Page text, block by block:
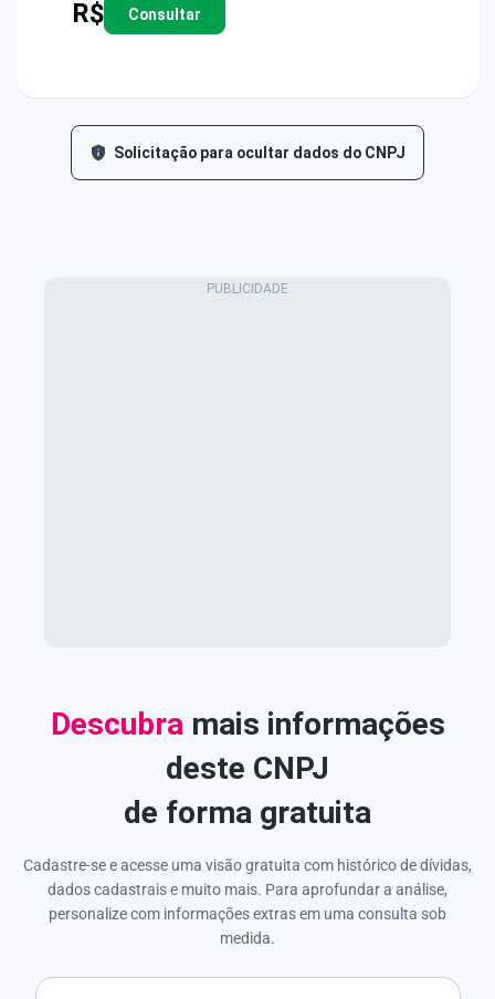
R$ Consultar
Solicitação para ocultar dados do CNPJ
Descubra mais informações
deste CNPJ
de forma gratuita
Cadastre-se e acesse uma visão gratuita com histórico de dívidas,
dados cadastrais e muito mais. Para aprofundar a análise,
personalize com informações extras em uma consulta sob
medida.